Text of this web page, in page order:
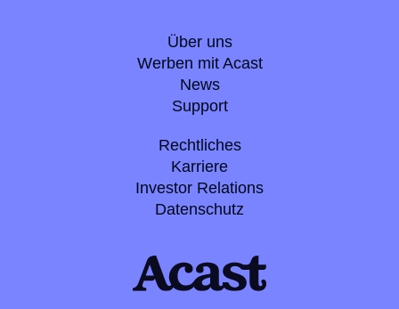
Über uns
Werben mit Acast
News
Support
Rechtliches
Karriere
Investor Relations
Datenschutz